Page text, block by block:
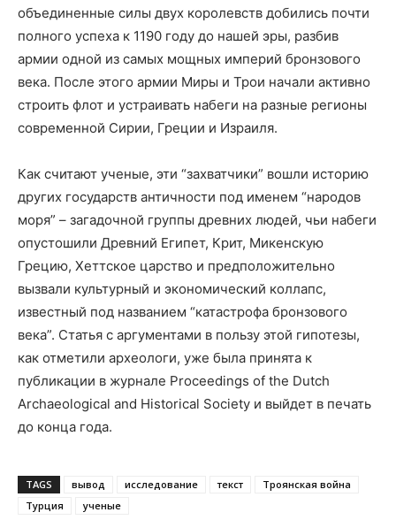
объединенные силы двух королевств добились почти
полного успеха к 1190 году до нашей эры, разбив
армии одной из самых мощных империй бронзового
века. После этого армии Миры и Трои начали активно
строить флот и устраивать набеги на разные регионы
современной Сирии, Греции и Израиля.
Как считают ученые, эти “захватчики” вошли историю
других государств античности под именем “народов
моря” – загадочной группы древних людей, чьи набеги
опустошили Древний Египет, Крит, Микенскую
Грецию, Хеттское царство и предположительно
вызвали культурный и экономический коллапс,
известный под названием “катастрофа бронзового
века”. Статья с аргументами в пользу этой гипотезы,
как отметили археологи, уже была принята к
публикации в журнале Proceedings of the Dutch
Archaeological and Historical Society и выйдет в печать
до конца года.
TAGS вывод исследование текст
Троянская война
Турция
ученые